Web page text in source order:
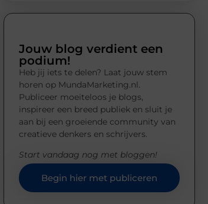
Jouw blog verdient een
podium!
Heb jij iets te delen? Laat jouw stem
horen op MundaMarketing.nl.
Publiceer moeiteloos je blogs,
inspireer een breed publiek en sluit je
aan bij een groeiende community van
creatieve denkers en schrijvers.
Start vandaag nog met bloggen!
Begin hier met publiceren